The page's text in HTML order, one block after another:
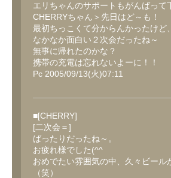
エリちゃんのサポートもがんばって
CHERRYちゃん＞先日はど～も！
最初ちっこくて分からんかったけど
なかなか面白い２次会だったね～
無事に帰れたのかな？
携帯の充電は忘れないよーに！！
Pc 2005/09/13(火)07:11
■[CHERRY]
[二次会＝]
ばったりだったね～。
お疲れ様でした(^^ゞ
おめでたい雰囲気の中、久々ビー
（笑）